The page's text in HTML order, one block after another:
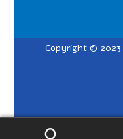
Copyright © 2023